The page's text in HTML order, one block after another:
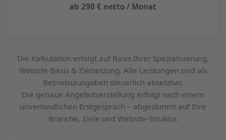
ab 290 € netto / Monat
Die Kalkulation erfolgt auf Basis Ihrer Spezialisierung,
Website-Basis & Zielsetzung. Alle Leistungen sind als
Betriebsausgaben steuerlich absetzbar.
Die genaue Angebotserstellung erfolgt nach einem
unverbindlichen Erstgespräch – abgestimmt auf Ihre
Branche, Ziele und Website-Struktur.